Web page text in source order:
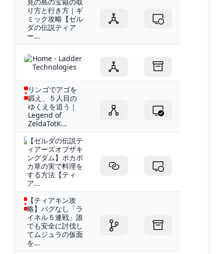
り方と行き方｜ギ
ミック攻略【ゼル
ダの伝説ティア
ー...
Home - Ladder
Technologies
リンゴでアゴを
鍛え、５人目の
ゆくえを追う｜
Legend of
ZeldaTotK...
【ゼルダの伝説テ
ィアーズオブザキ
ングダム】ポカポ
カ草の実で料理を
する方法【ティ
ア...
【ティアキン攻
略】バグなし「ラ
イネル５連戦」誰
でも安全に討伐し
てムジュラの仮面
を...